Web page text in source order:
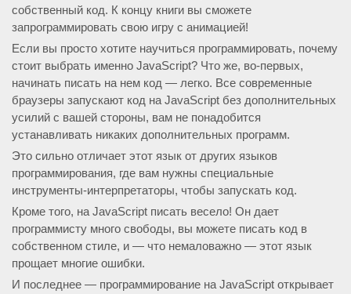
собственный код. К концу книги вы сможете
запрограммировать свою игру с анимацией!
Если вы просто хотите научиться программировать, почему
стоит выбрать именно JavaScript? Что же, во-первых,
начинать писать на нем код — легко. Все современные
браузеры запускают код на JavaScript без дополнительных
усилий с вашей стороны, вам не понадобится
устанавливать никаких дополнительных программ.
Это сильно отличает этот язык от других языков
программирования, где вам нужны специальные
инструменты-интерпретаторы, чтобы запускать код.
Кроме того, на JavaScript писать весело! Он дает
программисту много свободы, вы можете писать код в
собственном стиле, и — что немаловажно — этот язык
прощает многие ошибки.
И последнее — программирование на JavaScript открывает